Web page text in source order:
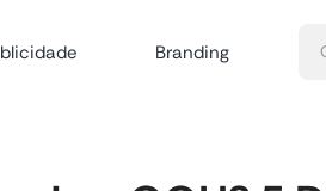
Branding